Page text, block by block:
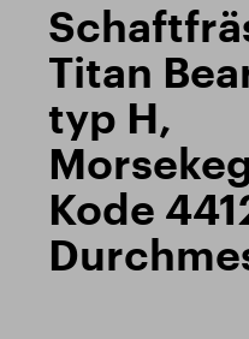
Titan
typ H,
Kode